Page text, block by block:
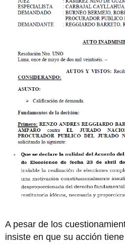
A pesar de los
insiste en que su acción